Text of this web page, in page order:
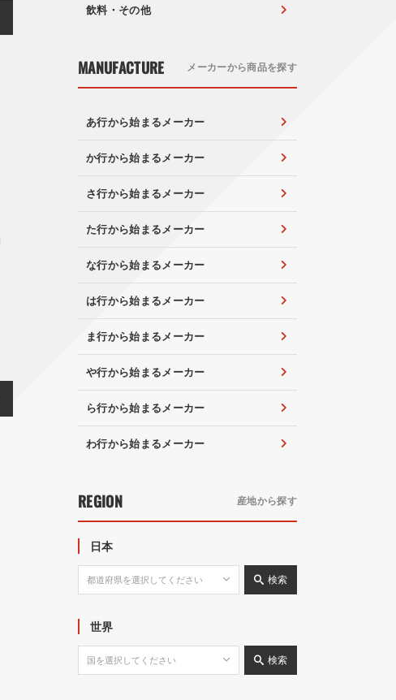
飲料・その他
MANUFACTURE メーカーから商品を探す
あ行から始まるメーカー
か行から始まるメーカー
さ行から始まるメーカー
た行から始まるメーカー
な行から始まるメーカー
は行から始まるメーカー
ま行から始まるメーカー
や行から始まるメーカー
ら行から始まるメーカー
わ行から始まるメーカー
REGION 産地から探す
日本
検索
世界
検索